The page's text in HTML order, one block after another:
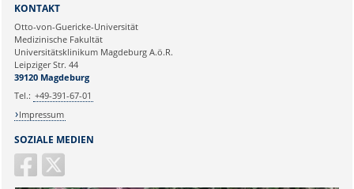
Ihre E-Mailadresse:
Ihr Anliegen:
SOZIALE MEDIEN
KONTAKT
Otto-von-Guericke-Universität
Medizinische Fakultät
Universitätsklinikum Magdeburg A.ö.R.
Leipziger Str. 44
39120 Magdeburg
Tel.: +49-391-67-01
Impressum